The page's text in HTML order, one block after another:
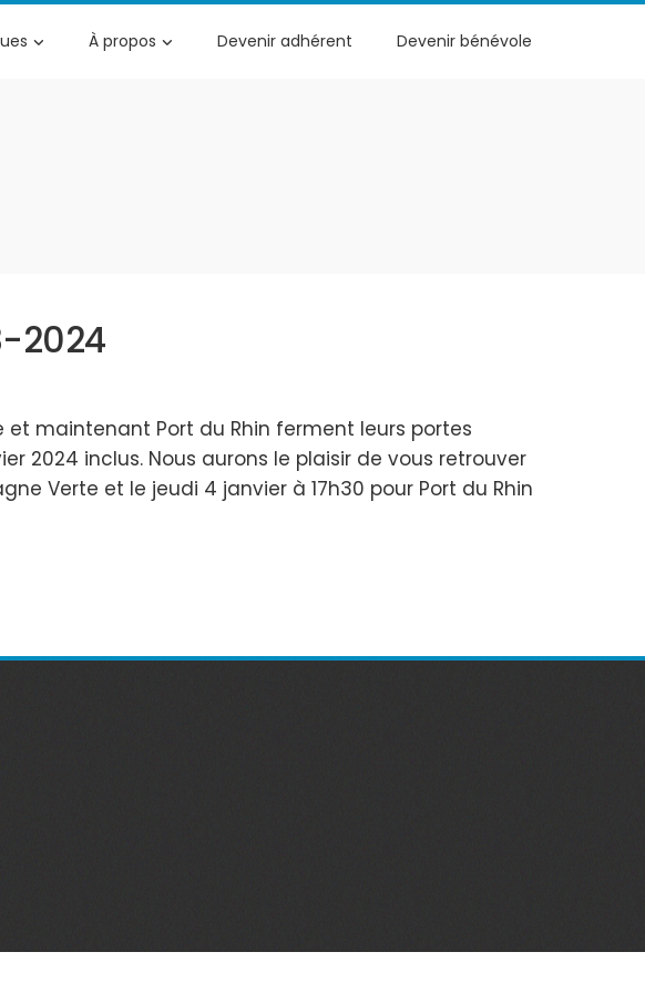
À propos Devenir adhérent Devenir bénévole
2024
maintenant Port du Rhin ferment leurs portes
2024 inclus. Nous aurons le plaisir de vous retrouver
Verte et le jeudi 4 janvier à 17h30 pour Port du Rhin